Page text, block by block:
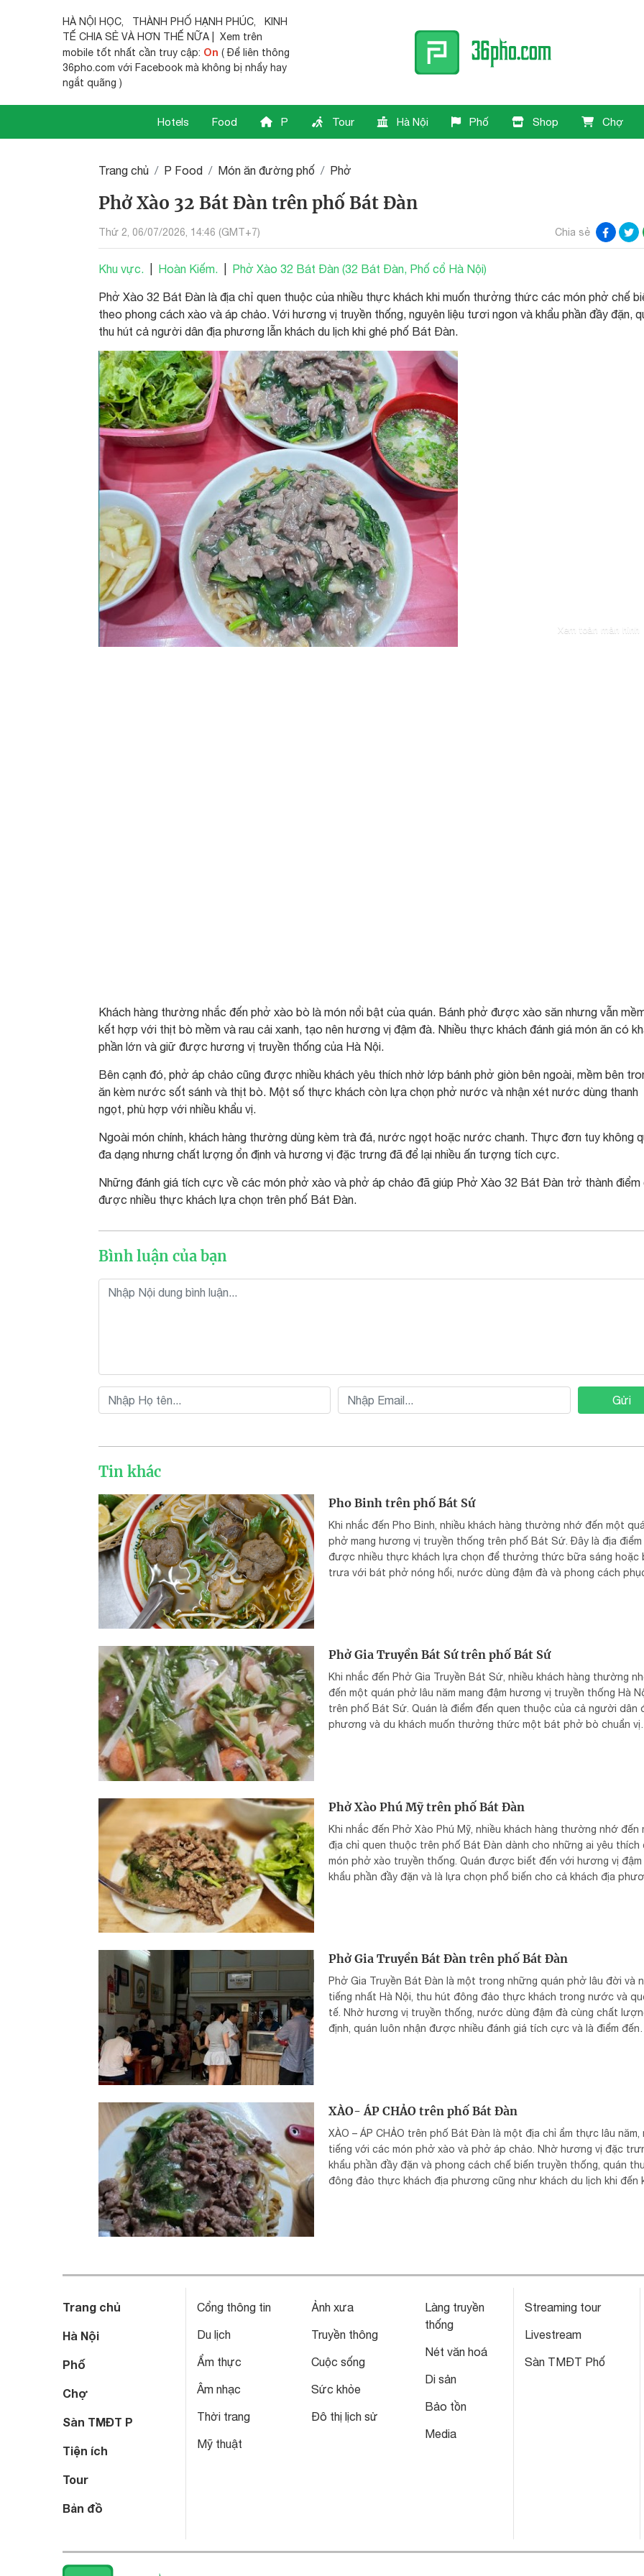
HÀ NỘI HỌC, THÀNH PHỐ HẠNH PHÚC,
KINH
TẾ CHIA SẺ VÀ HƠN THẾ NỮA | Xem trên
mobile tốt nhất cần truy cập: On ( Để liên thông
36pho.com với Facebook mà không bị nhẩy hay
ngắt quãng )
Hotels Food P Tour Hà Nội Phố Shop Chợ
Trang chủ P Food Món ăn đường phố Phở
Phở Xào 32 Bát Đàn trên phố Bát Đàn
Thứ 2, 06/07/2026, 14:46 (GMT+7) Chia sẻ
Khu vực. Hoàn Kiếm. Phở Xào 32 Bát Đàn (32 Bát Đàn, Phố cổ Hà Nội)
Phở Xào 32 Bát Đàn là địa chỉ quen thuộc của nhiều thực khách khi muốn thưởng thức các món phở chế
theo phong cách xào và áp chảo. Với hương vị truyền thống, nguyên liệu tươi ngon và khẩu phần đầy đặn,
thu hút cả người dân địa phương lẫn khách du lịch khi ghé phố Bát Đàn.
Xem toàn màn hình
Khách hàng thường nhắc đến phở xào bò là món nổi bật của quán. Bánh phở được xào săn nhưng vẫn
kết hợp với thịt bò mềm và rau cải xanh, tạo nên hương vị đậm đà. Nhiều thực khách đánh giá món ăn có
phần lớn và giữ được hương vị truyền thống của Hà Nội.
Bên cạnh đó, phở áp chảo cũng được nhiều khách yêu thích nhờ lớp bánh phở giòn bên ngoài, mềm bên
ăn kèm nước sốt sánh và thịt bò. Một số thực khách còn lựa chọn phở nước và nhận xét nước dùng thanh
ngọt, phù hợp với nhiều khẩu vị.
Ngoài món chính, khách hàng thường dùng kèm trà đá, nước ngọt hoặc nước chanh. Thực đơn tuy không
đa dạng nhưng chất lượng ổn định và hương vị đặc trưng đã để lại nhiều ấn tượng tích cực.
Những đánh giá tích cực về các món phở xào và phở áp chảo đã giúp Phở Xào 32 Bát Đàn trở thành điểm
được nhiều thực khách lựa chọn trên phố Bát Đàn.
Bình luận của bạn
Gửi
Tin khác
Pho Binh trên phố Bát Sứ
Khi nhắc đến Pho Binh, nhiều khách hàng thường nhớ đến một
phở mang hương vị truyền thống trên phố Bát Sứ. Đây là địa điểm
được nhiều thực khách lựa chọn để thưởng thức bữa sáng hoặc
trưa với bát phở nóng hổi, nước dùng đậm đà và phong cách phục
Phở Gia Truyền Bát Sứ trên phố Bát Sứ
Khi nhắc đến Phở Gia Truyền Bát Sứ, nhiều khách hàng thường
đến một quán phở lâu năm mang đậm hương vị truyền thống Hà
trên phố Bát Sứ. Quán là điểm đến quen thuộc của cả người dân
phương và du khách muốn thưởng thức một bát phở bò chuẩn vị
Phở Xào Phú Mỹ trên phố Bát Đàn
Khi nhắc đến Phở Xào Phú Mỹ, nhiều khách hàng thường nhớ đến
địa chỉ quen thuộc trên phố Bát Đàn dành cho những ai yêu thích
món phở xào truyền thống. Quán được biết đến với hương vị đậm
khẩu phần đầy đặn và là lựa chọn phổ biến cho cả khách địa
Phở Gia Truyền Bát Đàn trên phố Bát Đàn
Phở Gia Truyền Bát Đàn là một trong những quán phở lâu đời và
tiếng nhất Hà Nội, thu hút đông đảo thực khách trong nước và
tế. Nhờ hương vị truyền thống, nước dùng đậm đà cùng chất
định, quán luôn nhận được nhiều đánh giá tích cực và là điểm đến
XÀO- ÁP CHẢO trên phố Bát Đàn
XÀO – ÁP CHẢO trên phố Bát Đàn là một địa chỉ ẩm thực lâu năm,
tiếng với các món phở xào và phở áp chảo. Nhờ hương vị đặc
khẩu phần đầy đặn và phong cách chế biến truyền thống, quán
đông đảo thực khách địa phương cũng như khách du lịch khi đến
Trang chủ
Hà Nội
Phố
Chợ
Sàn TMĐT P
Tiện ích
Tour
Bản đồ
Cổng thông tin
Du lịch
Ẩm thực
Âm nhạc
Thời trang
Mỹ thuật
Ảnh xưa
Truyền thông
Cuộc sống
Sức khỏe
Đô thị lịch sử
Làng truyền
thống
Nét văn hoá
Di sản
Bảo tồn
Media
Streaming tour
Livestream
Sàn TMĐT Phố